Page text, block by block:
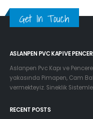
Get In Touch
ASLANPEN PVC KAPI VE
Aslanpen Pvc Kapı ve
yakasında Pimapen, Cam
vermekteyiz. Sineklik
RECENT POSTS